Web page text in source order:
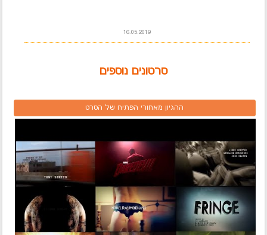
16.05.2019
סרטונים נוספים
ההגיון מאחורי הפתיח של הסרט